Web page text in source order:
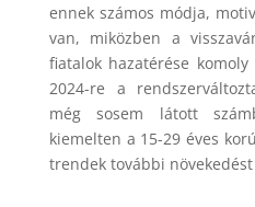
ennek számos módja,
van, miközben a
fiatalok hazatérése
2024-re a
még sosem látott
kiemelten a 15-29 éves
trendek további